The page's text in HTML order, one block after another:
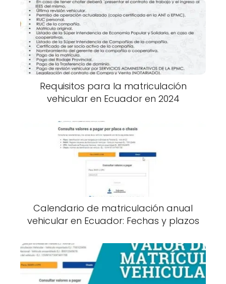
Requisitos para la matriculación
vehicular en Ecuador en 2024
Calendario de matriculación anual
vehicular en Ecuador: Fechas y plazos